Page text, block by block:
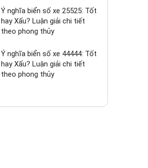
Ý nghĩa biển số xe 25525: Tốt
hay Xấu? Luận giải chi tiết
theo phong thủy
Ý nghĩa biển số xe 44444: Tốt
hay Xấu? Luận giải chi tiết
theo phong thủy